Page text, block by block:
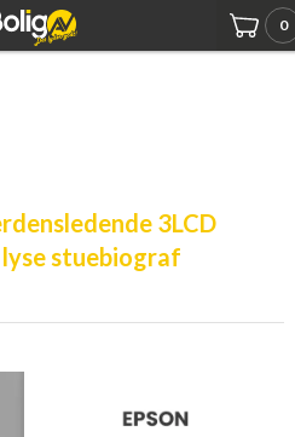
0
3LCD
stuebiograf